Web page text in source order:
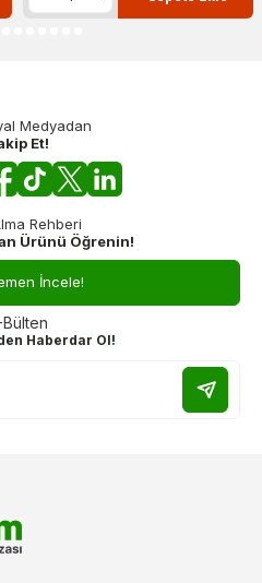
Medyadan
Et!
Rehberi
Ürünü Öğrenin!
İncele!
Bülten
Haberdar Ol!